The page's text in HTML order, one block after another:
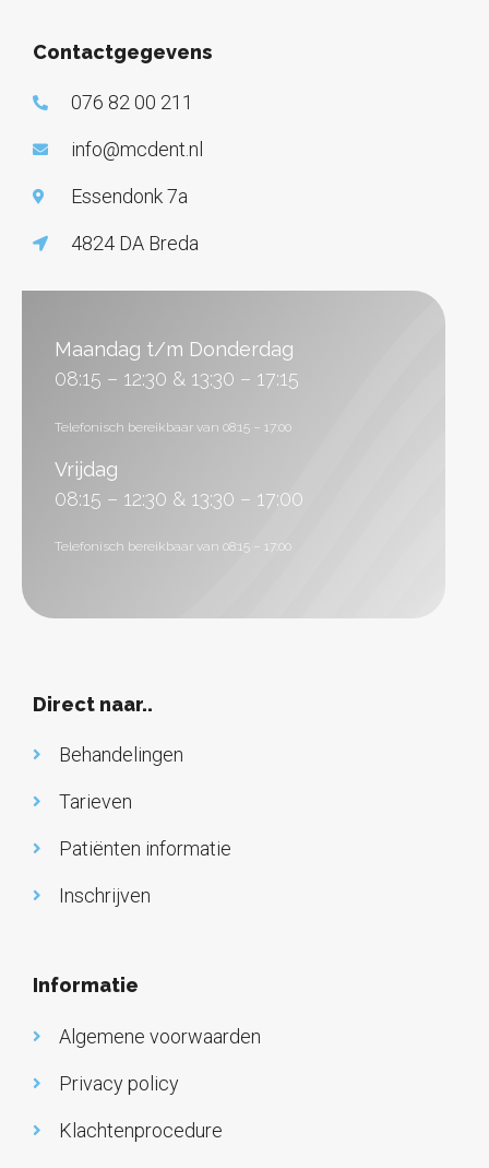
Contactgegevens
076 82 00 211
info@mcdent.nl
Essendonk 7a
4824 DA Breda
Maandag t/m Donderdag
08:15 – 12:30 & 13:30 – 17:15
Telefonisch bereikbaar van 08:15 – 17:00
Vrijdag
08:15 – 12:30 & 13:30 – 17:00
Telefonisch bereikbaar van 08:15 – 17:00
Direct naar..
Behandelingen
Tarieven
Patiënten informatie
Inschrijven
Informatie
Algemene voorwaarden
Privacy policy
Klachtenprocedure